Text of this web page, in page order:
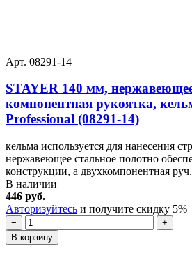
Арт. 08291-14
STAYER 140 мм,
компонентная рукоятка,
Professional (08291-14)
кельма используется для нанесения
нержавеющее стальное полотно
конструкции, а двухкомпонентная
В наличии
446 руб.
Авторизуйтесь и получите скидку 5%
−
+
В корзину